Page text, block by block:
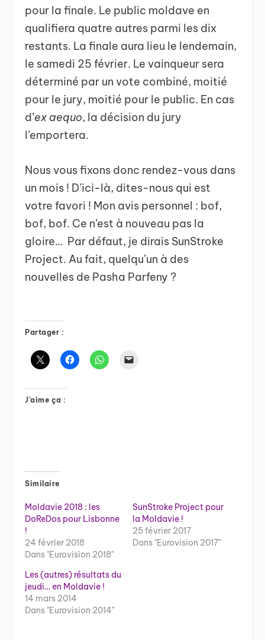
pour la finale. Le public moldave en
qualifiera quatre autres parmi les dix
restants. La finale aura lieu le lendemain,
le samedi 25 février. Le vainqueur sera
déterminé par un vote combiné, moitié
pour le jury, moitié pour le public. En cas
d’ex aequo, la décision du jury
l’emportera.
Nous vous fixons donc rendez-vous dans
un mois ! D’ici-là, dites-nous qui est
votre favori ! Mon avis personnel : bof,
bof, bof. Ce n’est à nouveau pas la
gloire… Par défaut, je dirais SunStroke
Project. Au fait, quelqu’un à des
nouvelles de Pasha Parfeny ?
Partager :
J’aime ça :
Similaire
Moldavie 2018 : les
DoReDos pour Lisbonne
!
24 février 2018
Dans "Eurovision 2018"
SunStroke Project pour
la Moldavie !
25 février 2017
Dans "Eurovision 2017"
Les (autres) résultats du
jeudi… en Moldavie !
14 mars 2014
Dans "Eurovision 2014"